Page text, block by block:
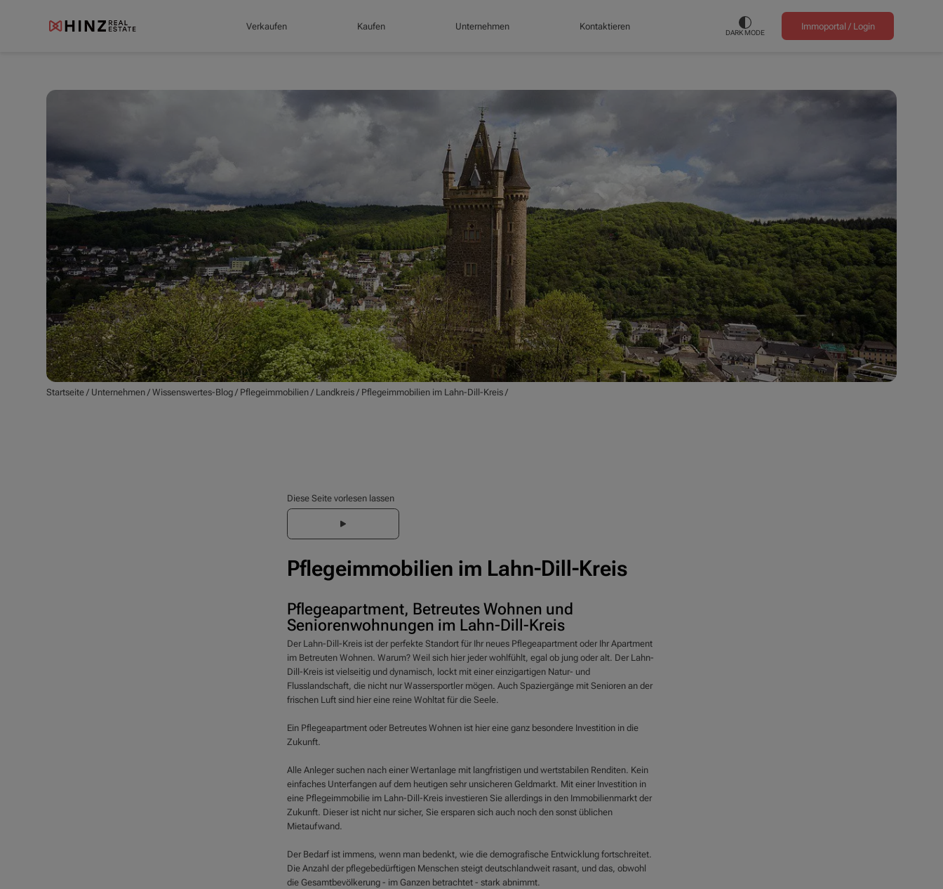
Verkaufen Kaufen Unternehmen Kontaktieren
DARK MODE
Immoportal / Login
Startseite / Unternehmen /Wissenswertes-Blog / Pflegeimmobilien / Landkreis / Pflegeimmobilien im Lahn-Dill-Kreis /
Diese Seite vorlesen lassen
Pflegeimmobilien im Lahn-Dill-Kreis
Pflegeapartment, Betreutes Wohnen und
Seniorenwohnungen im Lahn-Dill-Kreis
Der Lahn-Dill-Kreis ist der perfekte Standort für Ihr neues Pflegeapartment oder Ihr Apartment
im Betreuten Wohnen. Warum? Weil sich hier jeder wohlfühlt, egal ob jung oder alt. Der Lahn-
Dill-Kreis ist vielseitig und dynamisch, lockt mit einer einzigartigen Natur- und
Flusslandschaft, die nicht nur Wassersportler mögen. Auch Spaziergänge mit Senioren an der
frischen Luft sind hier eine reine Wohltat für die Seele.
Ein Pflegeapartment oder Betreutes Wohnen ist hier eine ganz besondere Investition in die
Zukunft.
Alle Anleger suchen nach einer Wertanlage mit langfristigen und wertstabilen Renditen. Kein
einfaches Unterfangen auf dem heutigen sehr unsicheren Geldmarkt. Mit einer Investition in
eine Pflegeimmobilie im Lahn-Dill-Kreis investieren Sie allerdings in den Immobilienmarkt der
Zukunft. Dieser ist nicht nur sicher, Sie ersparen sich auch noch den sonst üblichen
Mietaufwand.
Der Bedarf ist immens, wenn man bedenkt, wie die demografische Entwicklung fortschreitet.
Die Anzahl der pflegebedürftigen Menschen steigt deutschlandweit rasant, und das, obwohl
die Gesamtbevölkerung - im Ganzen betrachtet - stark abnimmt.